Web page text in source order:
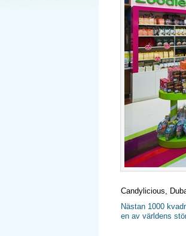
Candylicious,
Nästan 1000
en av världens